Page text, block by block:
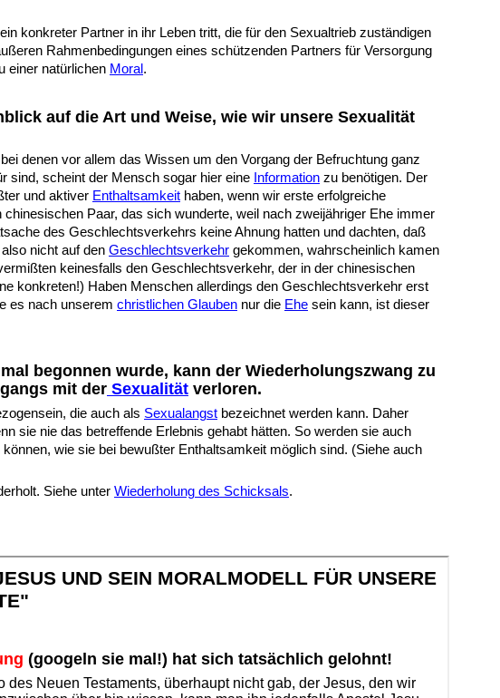
konkreter Partner in ihr Leben tritt, die für den Sexualtrieb zuständigen
Rahmenbedingungen eines schützenden Partners für Versorgung
einer natürlichen Moral .
auf die Art und Weise, wie wir unsere Sexualität
denen vor allem das Wissen um den Vorgang der Befruchtung ganz
sind, scheint der Mensch sogar hier eine Information zu benötigen. Der
und aktiver Enthaltsamkeit haben, wenn wir erste erfolgreiche
Paar, das sich wunderte, weil nach zweijähriger Ehe immer
des Geschlechtsverkehrs keine Ahnung hatten und dachten, daß
nicht auf den Geschlechtsverkehr gekommen, wahrscheinlich kamen
keinesfalls den Geschlechtsverkehr, der in der chinesischen
konkreten!) Haben Menschen allerdings den Geschlechtsverkehr erst
es nach unserem christlichen Glauben nur die Ehe sein kann, ist dieser
begonnen wurde, kann der Wiederholungszwang zu
mit der Sexualität verloren.
die auch als Sexualangst bezeichnet werden kann. Daher
sie nie das betreffende Erlebnis gehabt hätten. So werden sie auch
wie sie bei bewußter Enthaltsamkeit möglich sind. (Siehe auch
Siehe unter Wiederholung des Schicksals.